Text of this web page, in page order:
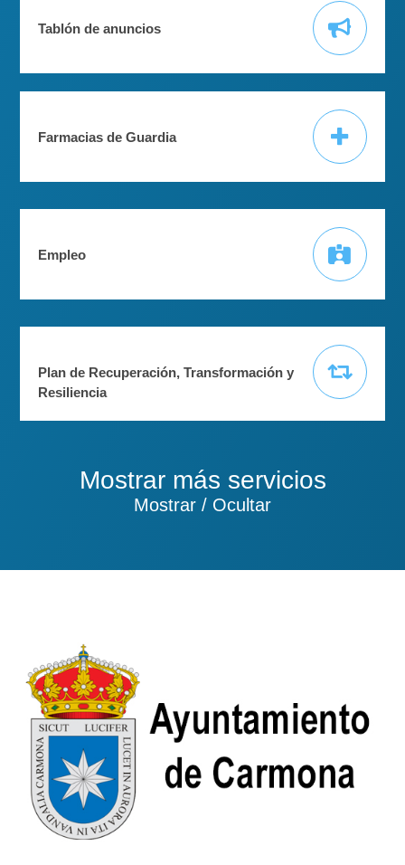
Tablón de anuncios
Farmacias de Guardia
Empleo
Plan de Recuperación, Transformación y
Resiliencia
Mostrar más servicios
Mostrar / Ocultar